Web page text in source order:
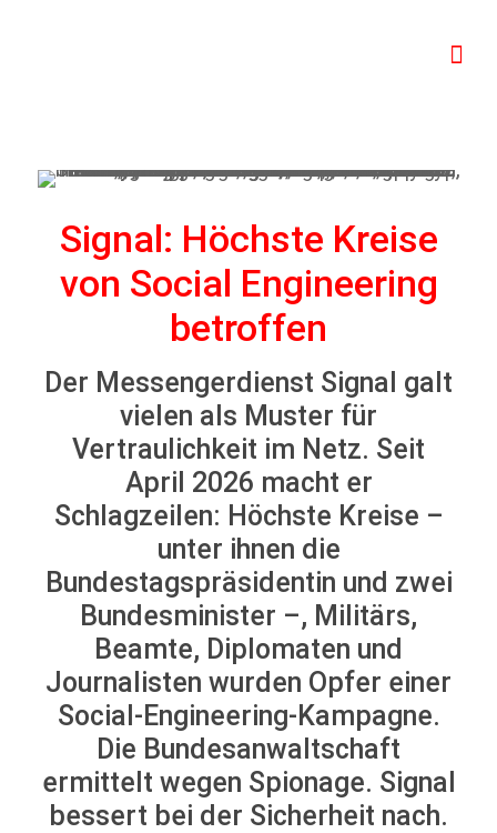
Signal: Höchste Kreise
von Social Engineering
betroffen
Der Messengerdienst Signal galt
vielen als Muster für
Vertraulichkeit im Netz. Seit
April 2026 macht er
Schlagzeilen: Höchste Kreise –
unter ihnen die
Bundestagspräsidentin und zwei
Bundesminister –, Militärs,
Beamte, Diplomaten und
Journalisten wurden Opfer einer
Social-Engineering-Kampagne.
Die Bundesanwaltschaft
ermittelt wegen Spionage. Signal
bessert bei der Sicherheit nach.